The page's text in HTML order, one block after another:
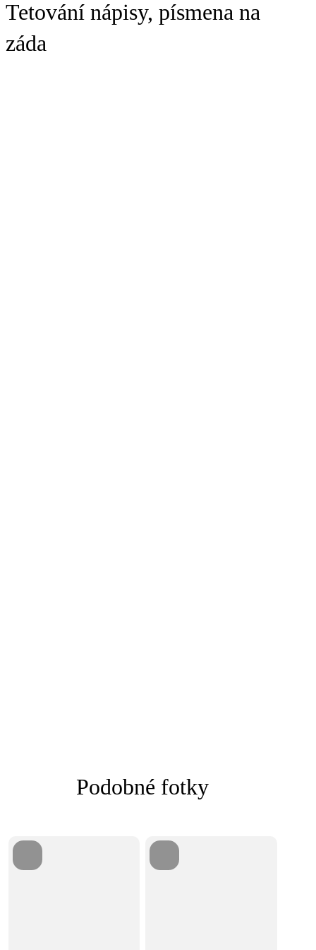
Tetování nápisy, písmena na
záda
Podobné fotky